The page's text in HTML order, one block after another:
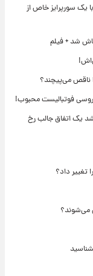
یک سورپرایز خاص از
می‌پیچند؟
فوتبالیست محبوب!
یک اتفاق جالب رخ
داد؟